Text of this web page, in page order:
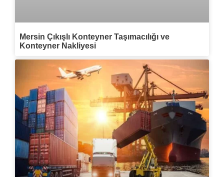
Mersin Çıkışlı Konteyner Taşımacılığı ve
Konteyner Nakliyesi